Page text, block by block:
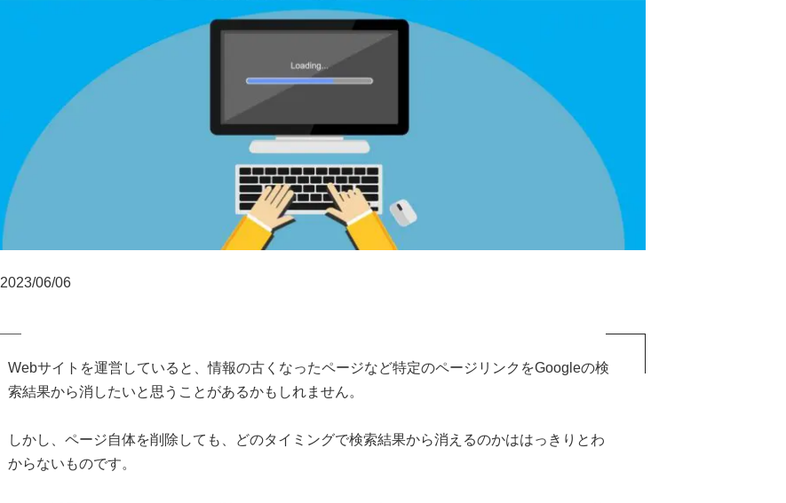
2023/06/06
Webサイトを運営していると、情報の古くなったページなど特定のページリンクをGoogleの検
索結果から消したいと思うことがあるかもしれません。
しかし、ページ自体を削除しても、どのタイミングで検索結果から消えるのかははっきりとわ
からないものです。